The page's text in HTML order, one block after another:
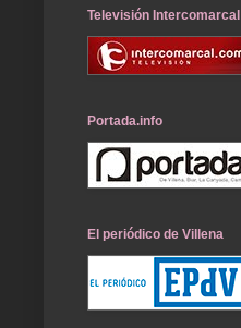
Televisión Intercomarcal
Portada.info
El periódico de Villena